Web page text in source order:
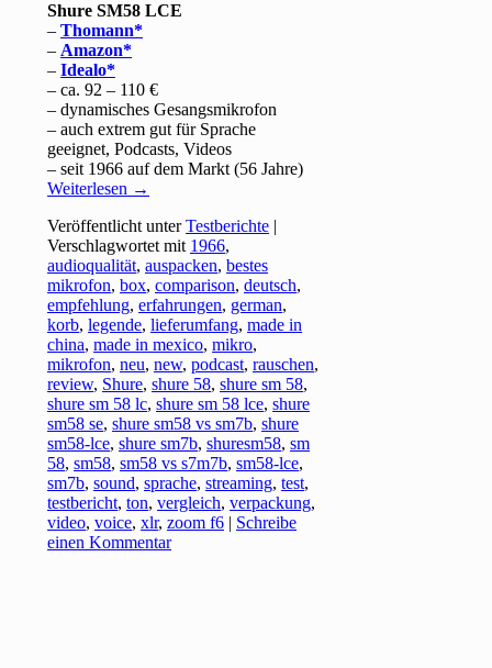
Shure SM58 LCE
–Thomann
– Amazon
–Idealo
– ca. 92 – 110 €
– dynamisches Gesangsmikrofon
– auch extrem gut für Sprache
geeignet, Podcasts, Videos
– seit 1966 auf dem Markt (56 Jahre)
Weiterlesen →
Veröffentlicht unter Testberichte |
Verschlagwortet mit 1966,
audioqualität,auspacken,bestes
mikrofon,box,comparison,deutsch,
empfehlung,erfahrungen, german,
korb,legende,lieferumfang,made in
china,made in mexico,mikro,
mikrofon,neu,new,podcast,rauschen,
review, Shure,shure 58,shure sm 58,
shure sm 58 lc,shure sm 58 lce,shure
sm58 se,shure sm58 vs sm7b,shure
sm58-lce,shure sm7b,shuresm58,sm
58,sm58,sm58 vs s7m7b,sm58-lce,
sm7b,sound,sprache,streaming,test,
testbericht,ton,vergleich,verpackung,
video,voice,xlr,zoom f6 | Schreibe
einen Kommentar